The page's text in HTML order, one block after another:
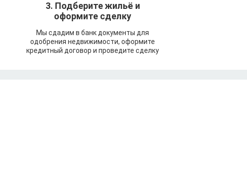
3. Подберите жильё и
оформите сделку
Мы сдадим в банк документы для
одобрения недвижимости, оформите
кредитный договор и проведите сделку